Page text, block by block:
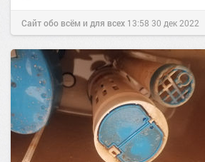
Сайт обо всём и для всех 13:58 30 дек 2022